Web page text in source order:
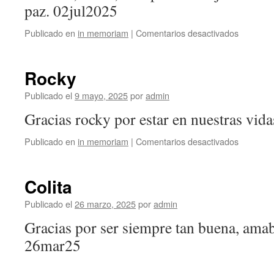
paz. 02jul2025
Publicado en in memoriam | Comentarios desactivadosen
Rocky
Publicado el 9 mayo, 2025poradmin
Gracias rocky por estar en nuestras
Publicado en in memoriam | Comentarios desactivadosen
Colita
Publicado el 26 marzo, 2025poradmin
Gracias por ser siempre tan buena,
26mar25